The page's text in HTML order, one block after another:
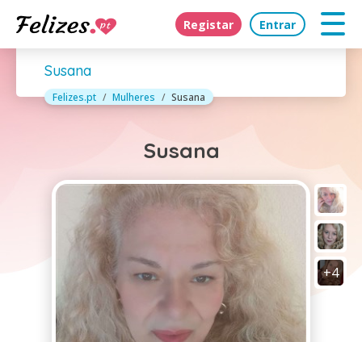
Registar Entrar
Susana
Felizes.pt Mulheres Susana
Susana
+4